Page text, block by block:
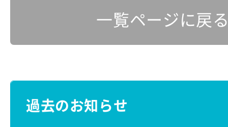
一覧ページに戻
過去のお知らせ